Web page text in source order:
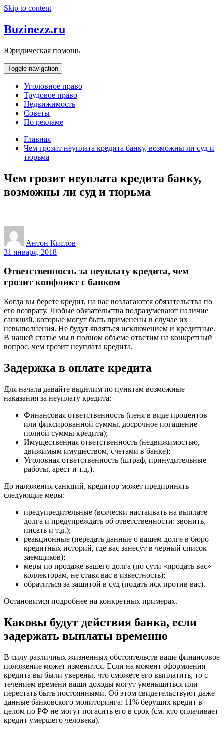
Skip to content
Buzinezz.ru
Юридическая помощь
Toggle navigation
Уголовное право
Трудовое право
Недвижимость
Советы
По рекламе
Главная
Чем грозит неуплата кредита банку, возможны ли суд и
тюрьма
Чем грозит неуплата кредита банку,
возможны ли суд и тюрьма
Антон Кислов
31 января, 2018
Ответственность за неуплату кредита, чем
грозит конфликт с банком
Когда вы берете кредит, на вас возлагаются обязательства по
его возврату. Любые обязательства подразумевают наличие
санкций, которые могут быть применены в случае их
невыполнения. Не будут являться исключением и кредитные.
В нашей статье мы в полном объеме ответим на конкретный
вопрос, чем грозит неуплата кредита.
Задержка в оплате кредита
Для начала давайте выделим по пунктам возможные
наказания за неуплату кредита:
Финансовая ответственность (пеня в виде процентов
или фиксированной суммы, досрочное погашение
полной суммы кредита);
Имущественная ответственность (недвижимостью,
движимым имуществом, счетами в банке);
Уголовная ответственность (штраф, принудительные
работы, арест и т.д.).
До наложения санкций, кредитор может предпринять
следующие меры:
предупредительные (всячески настаивать на выплате
долга и предупреждать об ответственности: звонить,
писать и т.д.);
реакционные (передать данные о вашем долге в бюро
кредитных историй, где вас занесут в черный список
заемщиков);
меры по продаже вашего долга (по сути «продать вас»
коллекторам, не ставя вас в известность);
обратиться за защитой в суд (подать иск против вас).
Остановимся подробнее на конкретных примерах.
Каковы будут действия банка, если
задержать выплаты временно
В силу различных жизненных обстоятельств ваше финансовое
положение может изменится. Если на момент оформления
кредита вы были уверены, что сможете его выплатить, то с
течением времени ваши доходы могут уменьшиться или
перестать быть постоянными. Об этом свидетельствуют даже
данные банковского мониторинга: 11% берущих кредит в
целом по РФ не могут погасить его в срок (см. кто оплачивает
кредит умершего человека).